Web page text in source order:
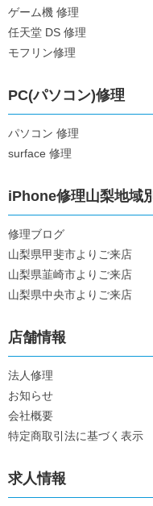
ゲーム機 修理
任天堂 DS 修理
モフリン修理
PC(パソコン)修理
パソコン 修理
surface 修理
iPhone修理山梨地域
修理ブログ
山梨県甲斐市よりご来店
山梨県韮崎市よりご来店
山梨県中央市よりご来店
店舗情報
法人修理
お知らせ
会社概要
特定商取引法に基づく表示
求人情報